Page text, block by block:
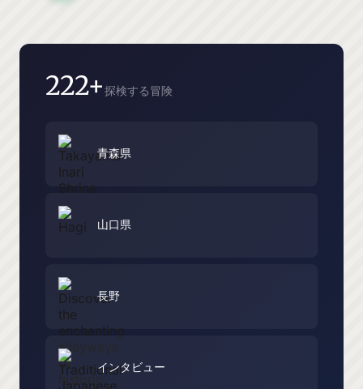
ペ
222+探検する冒険
青森県
山口県
長野
インタビュー